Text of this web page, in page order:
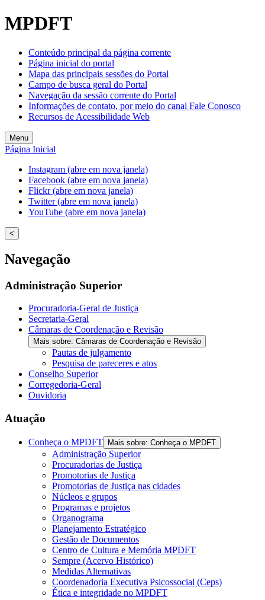
Welcome
to
One
Accessibility
screen
reader.
start
All
in
One
Accessibility
screen
reader,
press
"Ctrl
/".
This
shortcut
activates
screen
help
navigate
content.
MPDFT
Conteúdo principal da página corrente
Página inicial do portal
Mapa das principais sessões do Portal
Campo de busca geral do Portal
Navegação da sessão corrente do Portal
Informações de contato, por meio do canal Fale Conosco
Recursos de Acessibilidade Web
Menu
Página Inicial
Instagram (abre em nova janela)
Facebook (abre em nova janela)
Flickr (abre em nova janela)
Twitter (abre em nova janela)
YouTube (abre em nova janela)
<
Navegação
Administração Superior
Procuradoria-Geral de Justiça
Secretaria-Geral
Câmaras de Coordenação e Revisão
Mais sobre: Câmaras de Coordenação e Revisão
Pautas de julgamento
Pesquisa de pareceres e atos
Conselho Superior
Corregedoria-Geral
Ouvidoria
Atuação
Conheça o MPDFT Mais sobre: Conheça o MPDFT
Administração Superior
Procuradorias de Justiça
Promotorias de Justiça
Promotorias de Justiça nas cidades
Núcleos e grupos
Programas e projetos
Organograma
Planejamento Estratégico
Gestão de Documentos
Centro de Cultura e Memória MPDFT
Sempre (Acervo Histórico)
Medidas Alternativas
Coordenadoria Executiva Psicossocial (Ceps)
Ética e integridade no MPDFT